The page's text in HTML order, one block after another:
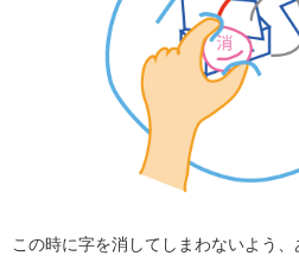
この時に字を消してしまわないよう